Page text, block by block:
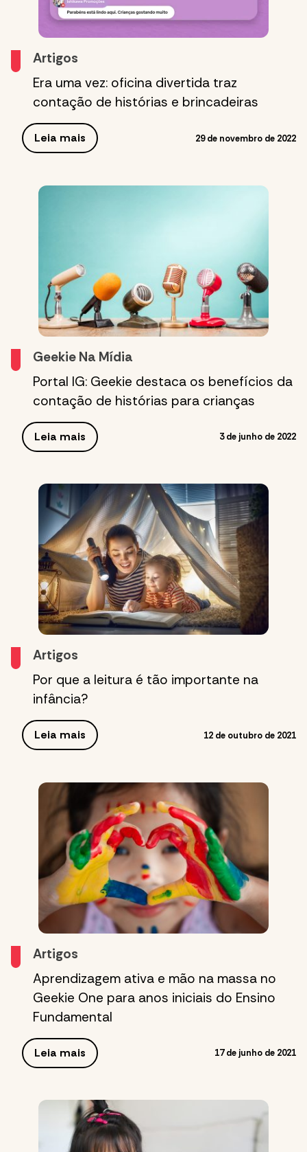
Artigos
Era uma vez: oficina divertida traz
contação de histórias e brincadeiras
Leia mais 29 de novembro de 2022
Geekie Na Mídia
Portal IG: Geekie destaca os benefícios da
contação de histórias para crianças
Leia mais 3 de junho de 2022
Artigos
Por que a leitura é tão importante na
infância?
Leia mais 12 de outubro de 2021
Artigos
Aprendizagem ativa e mão na massa no
Geekie One para anos iniciais do Ensino
Fundamental
Leia mais 17 de junho de 2021